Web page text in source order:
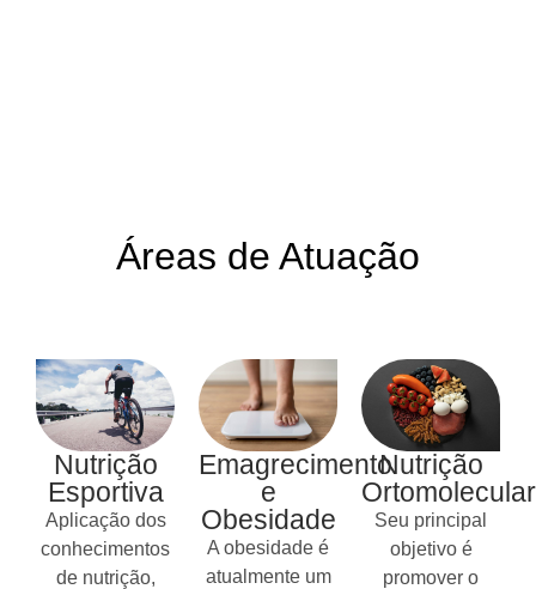
Áreas de Atuação
Nutrição
Esportiva
Aplicação dos
conhecimentos
de nutrição,
Emagrecimento
e
Obesidade
A obesidade é
atualmente um
Nutrição
Ortomolecular
Seu principal
objetivo é
promover o